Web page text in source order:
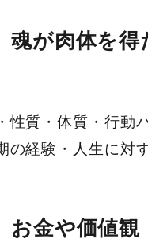
魂が肉体を
性質・体質・行動
の経験・人生に対
お金や価値